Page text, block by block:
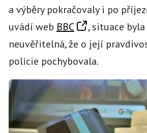
a výběry pokračovaly i po
uvádí web BBC
, situace
neuvěřitelná, že o její
policie pochybovala.